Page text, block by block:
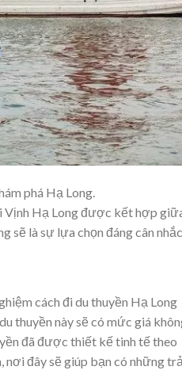
phá Hạ Long.
Vịnh Hạ Long được kết hợp
sẽ là sự lựa chọn đáng cân
cách đi du thuyền Hạ Long
thuyền này sẽ có mức giá
đã được thiết kế tinh tế theo
nơi đây sẽ giúp bạn có những